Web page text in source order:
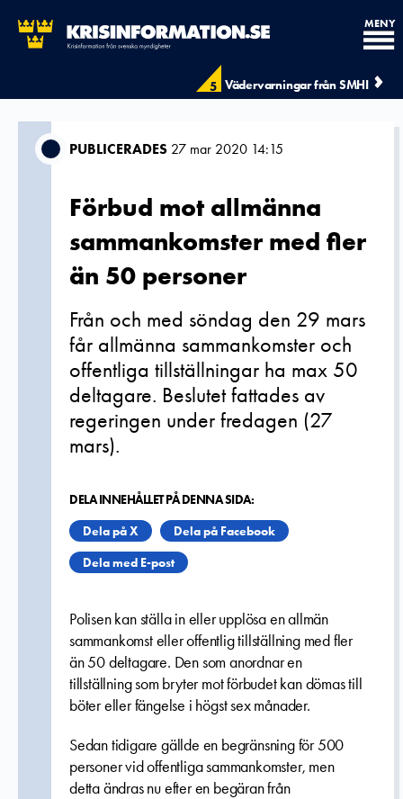
5 Vädervarningar från SMHI
MENY
PUBLICERADES 27 mar 2020 14:15
Förbud mot allmänna
sammankomster med fler
än 50 personer
Från och med söndag den 29 mars
får allmänna sammankomster och
offentliga tillställningar ha max 50
deltagare. Beslutet fattades av
regeringen under fredagen (27
mars).
DELA INNEHÅLLET PÅ DENNA SIDA:
Dela på X
Dela på Facebook
Dela med E-post
Polisen kan ställa in eller upplösa en allmän
sammankomst eller offentlig tillställning med fler
än 50 deltagare. Den som anordnar en
tillställning som bryter mot förbudet kan dömas till
böter eller fängelse i högst sex månader.
Sedan tidigare gällde en begränsning för 500
personer vid offentliga sammankomster, men
detta ändras nu efter en begäran från